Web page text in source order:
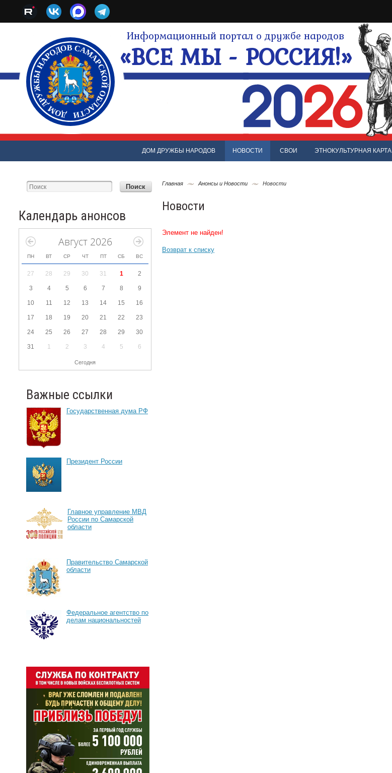
Информационный портал о дружбе народов
«ВСЕ МЫ - РОССИЯ!»
ДОМ ДРУЖБЫ НАРОДОВ НОВОСТИ СВОИ ЭТНОКУЛЬТУРНАЯ КАРТА
Календарь анонсов
Август 2026
ПН ВТ СР ЧТ ПТ СБ ВС
27 28 29 30 31 1 2
3 4 5 6 7 8 9
10 11 12 13 14 15 16
17 18 19 20 21 22 23
24 25 26 27 28 29 30
31 1 2 3 4 5 6
Сегодня
Важные ссылки
Государственная дума РФ
Президент России
Главное управление МВД
России по Самарской
области
Правительство Самарской
области
Федеральное агентство по
делам национальностей
Главная Анонсы и Новости Новости
Новости
Элемент не найден!
Возврат к списку